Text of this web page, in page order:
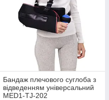
Бандаж плечового суглоба з
відведенням універсальний
MED1-TJ-202